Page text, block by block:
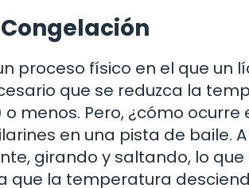
Congelación
proceso físico en el que un
que se reduzca la
menos. Pero, ¿cómo
en una pista de baile.
girando y saltando, lo
que la temperatura